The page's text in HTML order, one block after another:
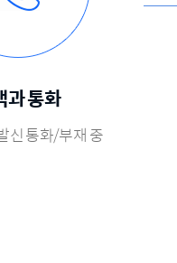
과 통화
신 통화/부재 중